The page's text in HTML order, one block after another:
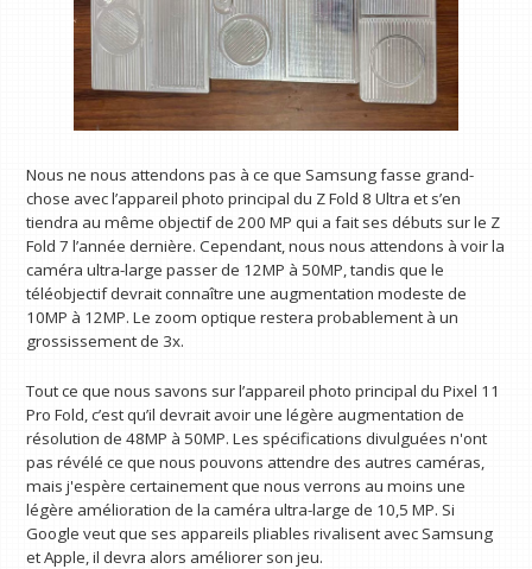
Nous ne nous attendons pas à ce que Samsung fasse grand-
chose avec l’appareil photo principal du Z Fold 8 Ultra et s’en
tiendra au même objectif de 200 MP qui a fait ses débuts sur le Z
Fold 7 l’année dernière. Cependant, nous nous attendons à voir la
caméra ultra-large passer de 12MP à 50MP, tandis que le
téléobjectif devrait connaître une augmentation modeste de
10MP à 12MP. Le zoom optique restera probablement à un
grossissement de 3x.
Tout ce que nous savons sur l’appareil photo principal du Pixel 11
Pro Fold, c’est qu’il devrait avoir une légère augmentation de
résolution de 48MP à 50MP. Les spécifications divulguées n'ont
pas révélé ce que nous pouvons attendre des autres caméras,
mais j'espère certainement que nous verrons au moins une
légère amélioration de la caméra ultra-large de 10,5 MP. Si
Google veut que ses appareils pliables rivalisent avec Samsung
et Apple, il devra alors améliorer son jeu.